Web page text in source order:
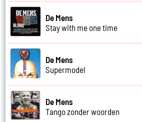
De Mens
Stay with me one time
De Mens
Supermodel
De Mens
Tango zonder woorden